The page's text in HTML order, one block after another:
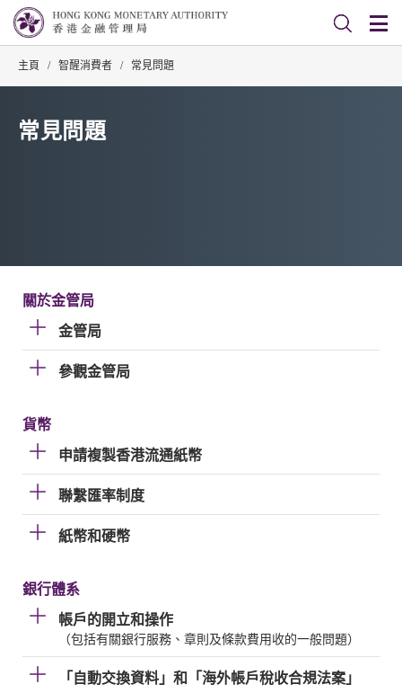
主頁 / 智醒消費者 / 常見問題
常見問題
關於金管局
金管局
參觀金管局
貨幣
申請複製香港流通紙幣
聯繫匯率制度
紙幣和硬幣
銀行體系
帳戶的開立和操作
（包括有關銀行服務、章則及條款費用收的一般問題）
「自動交換資料」和「海外帳戶稅收合規法案」